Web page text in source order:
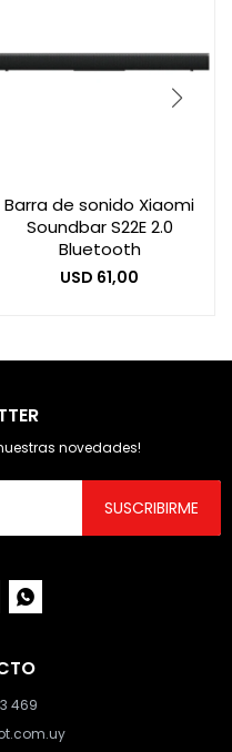
Barra de sonido Xiaomi
Soundbar S22E 2.0
Bluetooth
USD 61,00
469
novedades!
SUSCRIBIRME
